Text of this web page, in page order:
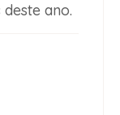
ano.